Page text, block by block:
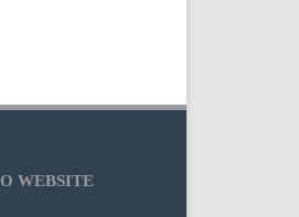
WEBSITE